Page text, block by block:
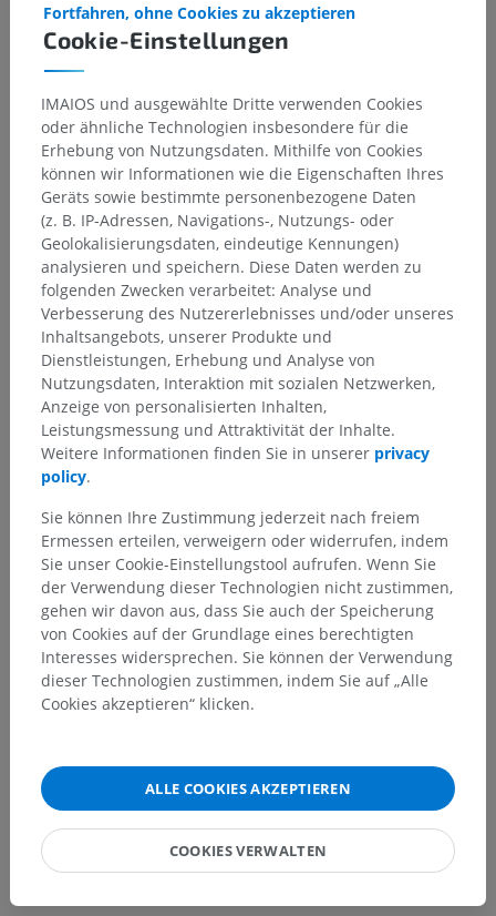
Anatomische Hierarchie
Anatomie des Menschen 1
Systematische Anatomie> Verdauungsapparat
Dickdarm> Schleimhaut>
Schicht glatter Muskelzellen
Darunterliegende Strukturen:
Für dieses anatomische
Teil gibt es keine zugehörigen Strukturen
Übersetzungen
Sie können gerne eine Berichtigung, Übersetzung oder
inhaltliche Verbesserung vorschlagen.
Ein Problem melden
Cookie-Einstellungen
Fortfahren, ohne Cookies zu akzeptieren
IMAIOS und ausgewählte Dritte verwenden Cookies
oder ähnliche Technologien insbesondere für die
Erhebung von Nutzungsdaten. Mithilfe von Cookies
können wir Informationen wie die Eigenschaften Ihres
Geräts sowie bestimmte personenbezogene Daten
(z. B. IP-Adressen, Navigations-, Nutzungs- oder
Geolokalisierungsdaten, eindeutige Kennungen)
analysieren und speichern. Diese Daten werden zu
folgenden Zwecken verarbeitet: Analyse und
Verbesserung des Nutzererlebnisses und/oder unseres
Inhaltsangebots, unserer Produkte und
Dienstleistungen, Erhebung und Analyse von
Nutzungsdaten, Interaktion mit sozialen Netzwerken,
Anzeige von personalisierten Inhalten,
Leistungsmessung und Attraktivität der Inhalte.
Weitere Informationen finden Sie in unserer privacy
policy.
Sie können Ihre Zustimmung jederzeit nach freiem
Ermessen erteilen, verweigern oder widerrufen, indem
Sie unser Cookie-Einstellungstool aufrufen. Wenn Sie
der Verwendung dieser Technologien nicht zustimmen,
gehen wir davon aus, dass Sie auch der Speicherung
von Cookies auf der Grundlage eines berechtigten
Interesses widersprechen. Sie können der Verwendung
dieser Technologien zustimmen, indem Sie auf „Alle
Cookies akzeptieren“ klicken.
ALLE COOKIES AKZEPTIEREN
COOKIES VERWALTEN